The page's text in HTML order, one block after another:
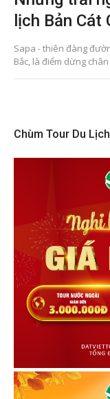
lịch Bản Cát
Sapa - thiên đàng
Bắc, là điểm dừng
Chùm Tour Du Lịch